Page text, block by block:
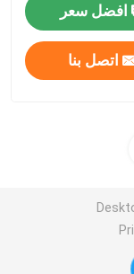
افضل سعر
اتصل بنا